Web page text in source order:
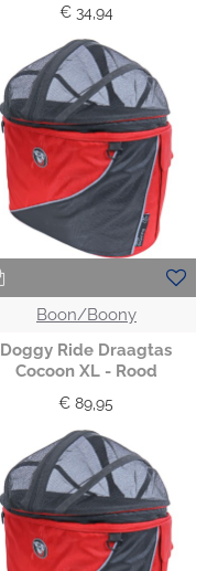
€ 34,94
Boon/Boony
Doggy Ride Draagtas
Cocoon XL - Rood
€ 89,95